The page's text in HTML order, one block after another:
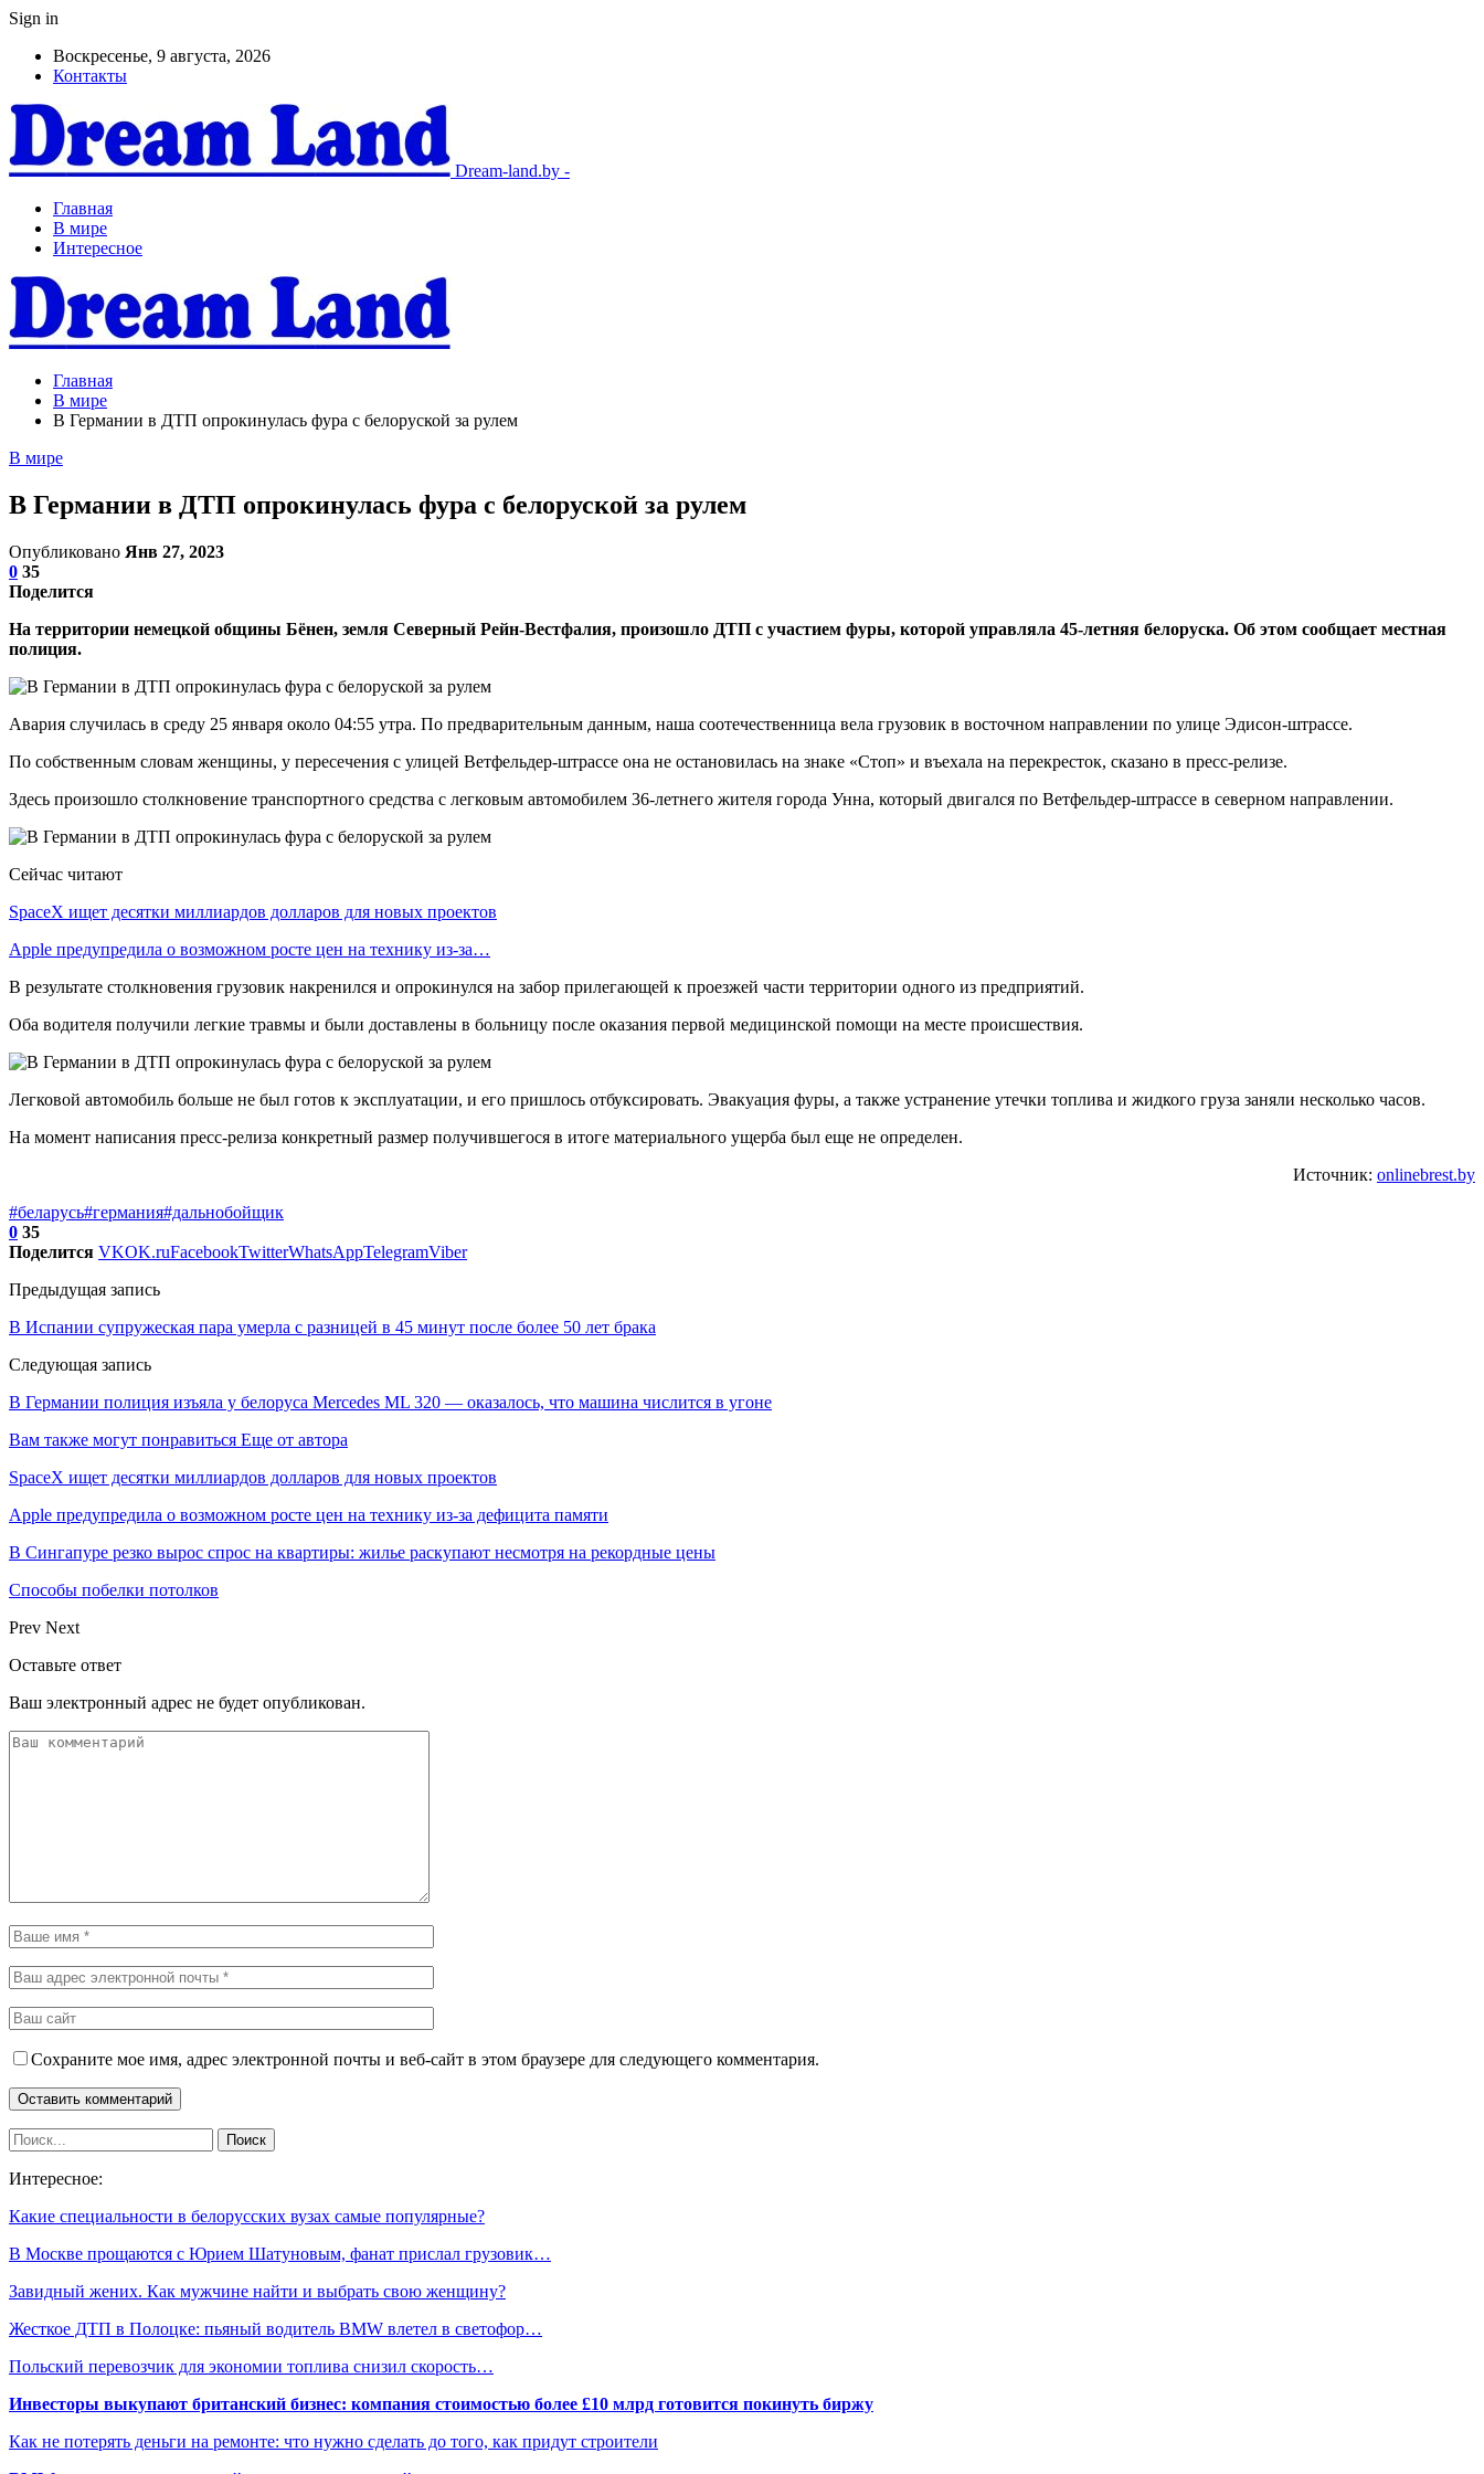
Sign in
Воскресенье, 9 августа, 2026
Контакты
Dream-land.by -
Главная
В мире
Интересное
Главная
В мире
В Германии в ДТП опрокинулась фура с белоруской за рулем
В мире
В Германии в ДТП опрокинулась фура с белоруской за рулем
Опубликовано Янв 27, 2023
0 35
Поделится
На территории немецкой общины Бёнен, земля Северный Рейн-Вестфалия, произошло ДТП с участием фуры, которой управляла 45-летняя белоруска. Об этом сообщает местная
полиция.
Авария случилась в среду 25 января около 04:55 утра. По предварительным данным, наша соотечественница вела грузовик в восточном направлении по улице Эдисон-штрассе.
По собственным словам женщины, у пересечения с улицей Ветфельдер-штрассе она не остановилась на знаке «Стоп» и въехала на перекресток, сказано в пресс-релизе.
Здесь произошло столкновение транспортного средства с легковым автомобилем 36-летнего жителя города Унна, который двигался по Ветфельдер-штрассе в северном направлении.
Сейчас читают
SpaceX ищет десятки миллиардов долларов для новых проектов
Apple предупредила о возможном росте цен на технику из-за…
В результате столкновения грузовик накренился и опрокинулся на забор прилегающей к проезжей части территории одного из предприятий.
Оба водителя получили легкие травмы и были доставлены в больницу после оказания первой медицинской помощи на месте происшествия.
Легковой автомобиль больше не был готов к эксплуатации, и его пришлось отбуксировать. Эвакуация фуры, а также устранение утечки топлива и жидкого груза заняли несколько часов.
На момент написания пресс-релиза конкретный размер получившегося в итоге материального ущерба был еще не определен.
Источник: onlinebrest.by
#беларусь#германия#дальнобойщик
0 35
Поделится VKOK.ruFacebookTwitterWhatsAppTelegramViber
Предыдущая запись
В Испании супружеская пара умерла с разницей в 45 минут после более 50 лет брака
Следующая запись
В Германии полиция изъяла у белоруса Mercedes ML 320 — оказалось, что машина числится в угоне
Вам также могут понравиться Еще от автора
SpaceX ищет десятки миллиардов долларов для новых проектов
Apple предупредила о возможном росте цен на технику из-за дефицита памяти
В Сингапуре резко вырос спрос на квартиры: жилье раскупают несмотря на рекордные цены
Способы побелки потолков
Prev Next
Оставьте ответ
Ваш электронный адрес не будет опубликован.
Сохраните мое имя, адрес электронной почты и веб-сайт в этом браузере для следующего комментария.
Интересное:
Какие специальности в белорусских вузах самые популярные?
В Москве прощаются с Юрием Шатуновым, фанат прислал грузовик…
Завидный жених. Как мужчине найти и выбрать свою женщину?
Жесткое ДТП в Полоцке: пьяный водитель BMW влетел в светофор…
Польский перевозчик для экономии топлива снизил скорость…
Инвесторы выкупают британский бизнес: компания стоимостью более £10 млрд готовится покинуть биржу
Как не потерять деньги на ремонте: что нужно сделать до того, как придут строители